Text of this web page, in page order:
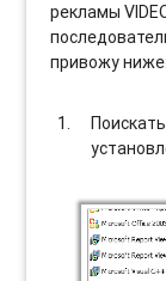
рекламы
привожу ниже: